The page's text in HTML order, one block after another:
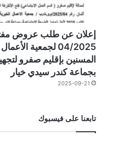
إعلان عن طلب عروض
04/2025 لجمعية
المسنين بإقليم صفرو
بجماعة كندر سيدي خيار
2025-09-21
تابعنا على فيسبوك